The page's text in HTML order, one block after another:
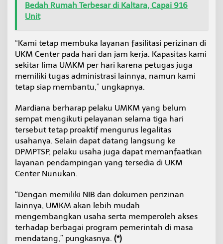
Bedah Rumah Terbesar di Kaltara, Capai 916
Unit
“Kami tetap membuka layanan fasilitasi perizinan di
UKM Center pada hari dan jam kerja. Kapasitas kami
sekitar lima UMKM per hari karena petugas juga
memiliki tugas administrasi lainnya, namun kami
tetap siap membantu,” ungkapnya.
Mardiana berharap pelaku UMKM yang belum
sempat mengikuti pelayanan selama tiga hari
tersebut tetap proaktif mengurus legalitas
usahanya. Selain dapat datang langsung ke
DPMPTSP, pelaku usaha juga dapat memanfaatkan
layanan pendampingan yang tersedia di UKM
Center Nunukan.
“Dengan memiliki NIB dan dokumen perizinan
lainnya, UMKM akan lebih mudah
mengembangkan usaha serta memperoleh akses
terhadap berbagai program pemerintah di masa
mendatang,” pungkasnya. (*)